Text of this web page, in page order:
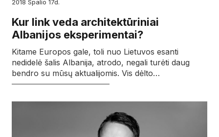
2018
spalio 17d.
Kur link veda architektūriniai
Albanijos eksperimentai?
Kitame Europos gale, toli nuo Lietuvos esanti
nedidelė šalis Albanija, atrodo, negali turėti daug
bendro su mūsų aktualijomis. Vis dėlto…